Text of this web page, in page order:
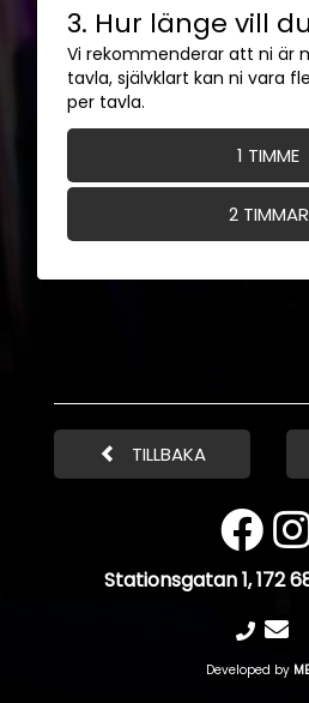
3. Hur länge vill
Vi rekommenderar att ni är
tavla, självklart kan ni vara
per tavla.
1 TIMME
2 TIMMAR
TILLBAKA
Stationsgatan 1, 172
Developed by